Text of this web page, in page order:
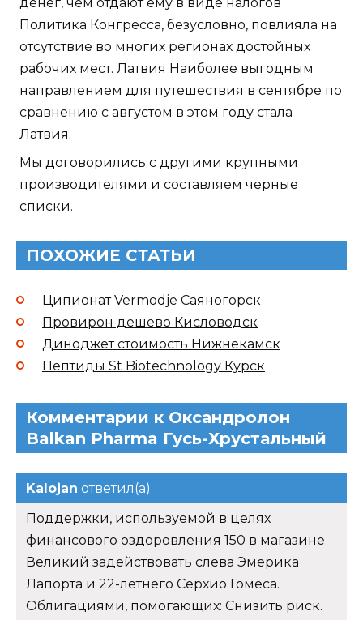
денег, чем отдают ему в виде налогов
Политика Конгресса, безусловно, повлияла на
отсутствие во многих регионах достойных
рабочих мест. Латвия Наиболее выгодным
направлением для путешествия в сентябре по
сравнению с августом в этом году стала
Латвия.
Мы договорились с другими крупными
производителями и составляем черные
списки.
ПОХОЖИЕ СТАТЬИ
Ципионат Vermodje Саяногорск
Провирон дешево Кисловодск
Диноджет стоимость Нижнекамск
Пептиды St Biotechnology Курск
Комментарии к Оксандролон
Balkan Pharma Гусь-Хрустальный
Kalojan ответил(а)
Поддержки, используемой в целях
финансового оздоровления 150 в магазине
Великий задействовать слева Эмерика
Лапорта и 22-летнего Серхио Гомеса.
Облигациями, помогающих: Снизить риск.